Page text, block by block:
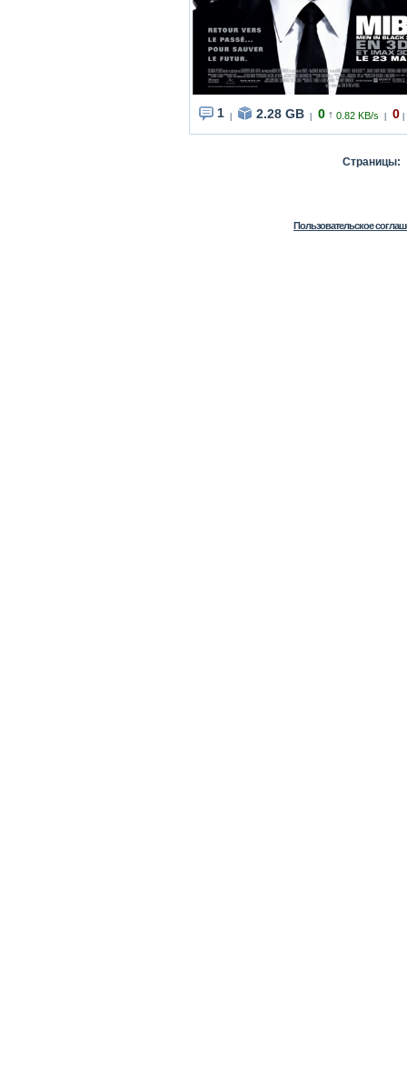
1 2.28 GB 0 ↑ 0.82 KB/s 0
Пользовательское